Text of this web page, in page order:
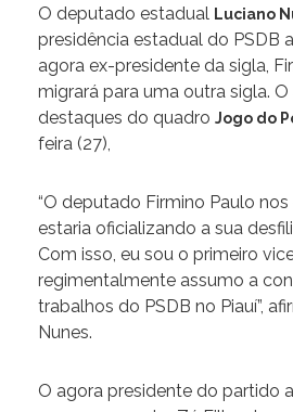
O deputado estadual Luciano
presidência estadual do PSDB
agora ex-presidente da sigla,
migrará para uma outra sigla.
destaques do quadro Jogo do
feira (27),
“O deputado Firmino Paulo
estaria oficializando a sua
Com isso, eu sou o primeiro
regimentalmente assumo a
trabalhos do PSDB no Piauí”,
Nunes.
O agora presidente do partido